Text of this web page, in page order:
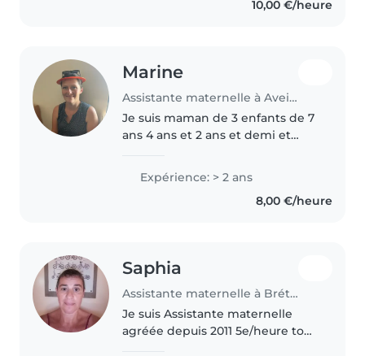
travailler avec tout les âges..10,00 €/heure
Marine
Assistante maternelle à Aveizieux
Je suis maman de 3 enfants de 7
ans 4 ans et 2 ans et demi et
contact avec les enfants, leur
insouciance et leur joie de vivre
Expérience: > 2 ans
8,00 €/heure
Saphia
Assistante maternelle à Brétigny-sur-Orge
Je suis Assistante maternelle
agréée depuis 2011 5e/heure tout